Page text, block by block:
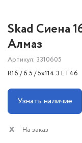
Skad Сиена
Алмаз
Артикул: 3310605
R16 / 6.5 / 5x114.3 ET46
Узнать наличие
На заказ